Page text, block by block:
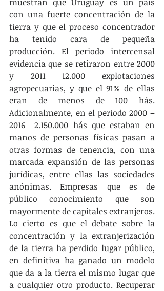
con una fuerte concentración de la
tierra y que el proceso concentrador
ha tenido cara de pequeña
producción. El periodo intercensal
evidencia que se retiraron entre 2000
y 2011 12.000 explotaciones
agropecuarias, y que el 91% de ellas
eran de menos de 100 hás.
Adicionalmente, en el periodo 2000 –
2016  2.150.000 hás que estaban en
manos de personas físicas pasan a
otras formas de tenencia, con una
marcada expansión de las personas
jurídicas, entre ellas las sociedades
anónimas. Empresas que es de
público conocimiento que son
mayormente de capitales extranjeros.
Lo cierto es que el debate sobre la
concentración y la extranjerización
de la tierra ha perdido lugar público,
en definitiva ha ganado un modelo
que da a la tierra el mismo lugar que
a cualquier otro producto. Recuperar